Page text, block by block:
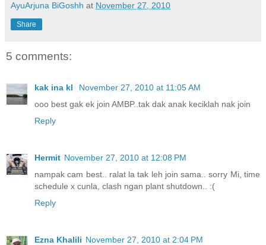
AyuArjuna BiGoshh at November 27, 2010
Share
5 comments:
kak ina kl
November 27, 2010 at 11:05 AM
ooo best gak ek join AMBP..tak dak anak keciklah nak join
Reply
Hermit November 27, 2010 at 12:08 PM
nampak cam best.. ralat la tak leh join sama.. sorry Mi, time
schedule x cunla, clash ngan plant shutdown.. :(
Reply
Ezna Khalili November 27, 2010 at 2:04 PM